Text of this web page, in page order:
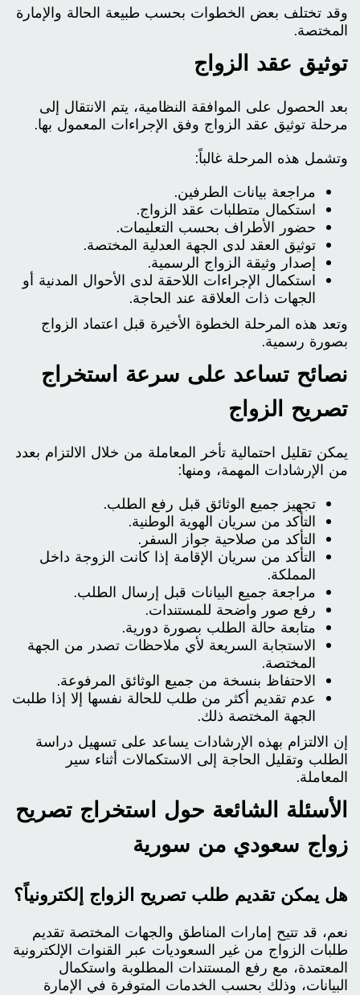
وقد تختلف بعض الخطوات بحسب طبيعة الحالة والإمارة
المختصة.
توثيق عقد الزواج
بعد الحصول على الموافقة النظامية، يتم الانتقال إلى
مرحلة توثيق عقد الزواج وفق الإجراءات المعمول بها.
وتشمل هذه المرحلة غالباً:
مراجعة بيانات الطرفين.
استكمال متطلبات عقد الزواج.
حضور الأطراف بحسب التعليمات.
توثيق العقد لدى الجهة العدلية المختصة.
إصدار وثيقة الزواج الرسمية.
استكمال الإجراءات اللاحقة لدى الأحوال المدنية أو
الجهات ذات العلاقة عند الحاجة.
وتعد هذه المرحلة الخطوة الأخيرة قبل اعتماد الزواج
بصورة رسمية.
نصائح تساعد على سرعة استخراج
تصريح الزواج
يمكن تقليل احتمالية تأخر المعاملة من خلال الالتزام بعدد
من الإرشادات المهمة، ومنها:
تجهيز جميع الوثائق قبل رفع الطلب.
التأكد من سريان الهوية الوطنية.
التأكد من صلاحية جواز السفر.
التأكد من سريان الإقامة إذا كانت الزوجة داخل
المملكة.
مراجعة جميع البيانات قبل إرسال الطلب.
رفع صور واضحة للمستندات.
متابعة حالة الطلب بصورة دورية.
الاستجابة السريعة لأي ملاحظات تصدر من الجهة
المختصة.
الاحتفاظ بنسخة من جميع الوثائق المرفوعة.
عدم تقديم أكثر من طلب للحالة نفسها إلا إذا طلبت
الجهة المختصة ذلك.
إن الالتزام بهذه الإرشادات يساعد على تسهيل دراسة
الطلب وتقليل الحاجة إلى الاستكمالات أثناء سير
المعاملة.
الأسئلة الشائعة حول استخراج تصريح
زواج سعودي من سورية
هل يمكن تقديم طلب تصريح الزواج إلكترونياً؟
نعم، قد تتيح إمارات المناطق والجهات المختصة تقديم
طلبات الزواج من غير السعوديات عبر القنوات الإلكترونية
المعتمدة، مع رفع المستندات المطلوبة واستكمال
البيانات، وذلك بحسب الخدمات المتوفرة في الإمارة